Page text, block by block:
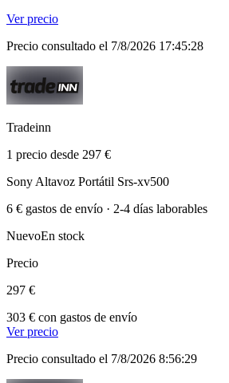
Ver precio
Precio consultado el 7/8/2026 17:45:28
Tradeinn
1 precio desde 297 €
Sony Altavoz Portátil Srs-xv500
6 € gastos de envío · 2-4 días laborables
NuevoEn stock
Precio
297 €
303 € con gastos de envío
Ver precio
Precio consultado el 7/8/2026 8:56:29